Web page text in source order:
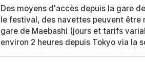
Des moyens d'accès depuis la gare
le festival, des navettes peuvent
gare de Maebashi (jours et tarifs
environ 2 heures depuis Tokyo via la